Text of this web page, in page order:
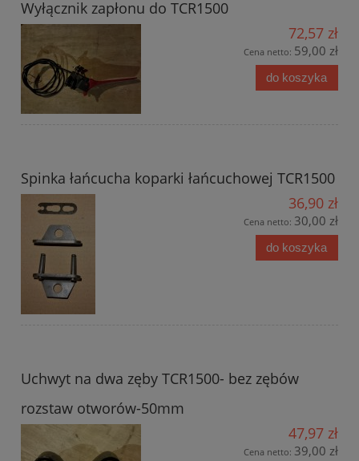
Wyłącznik zapłonu do TCR1500
72,57 zł
Cena netto: 59,00 zł
do koszyka
Spinka łańcucha koparki łańcuchowej TCR1500
36,90 zł
Cena netto: 30,00 zł
do koszyka
Uchwyt na dwa zęby TCR1500- bez zębów
rozstaw otworów-50mm
47,97 zł
Cena netto: 39,00 zł